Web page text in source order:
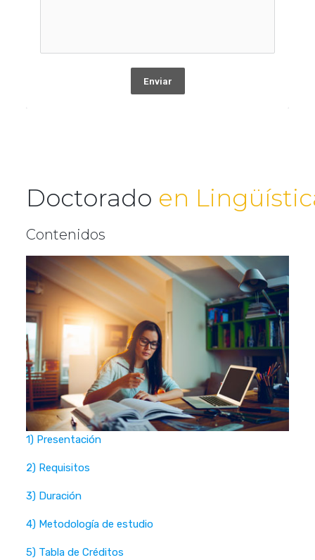
Enviar
Doctorado en
Contenidos
1) Presentación
2) Requisitos
3) Duración
4) Metodología de estudio
5) Tabla de Créditos